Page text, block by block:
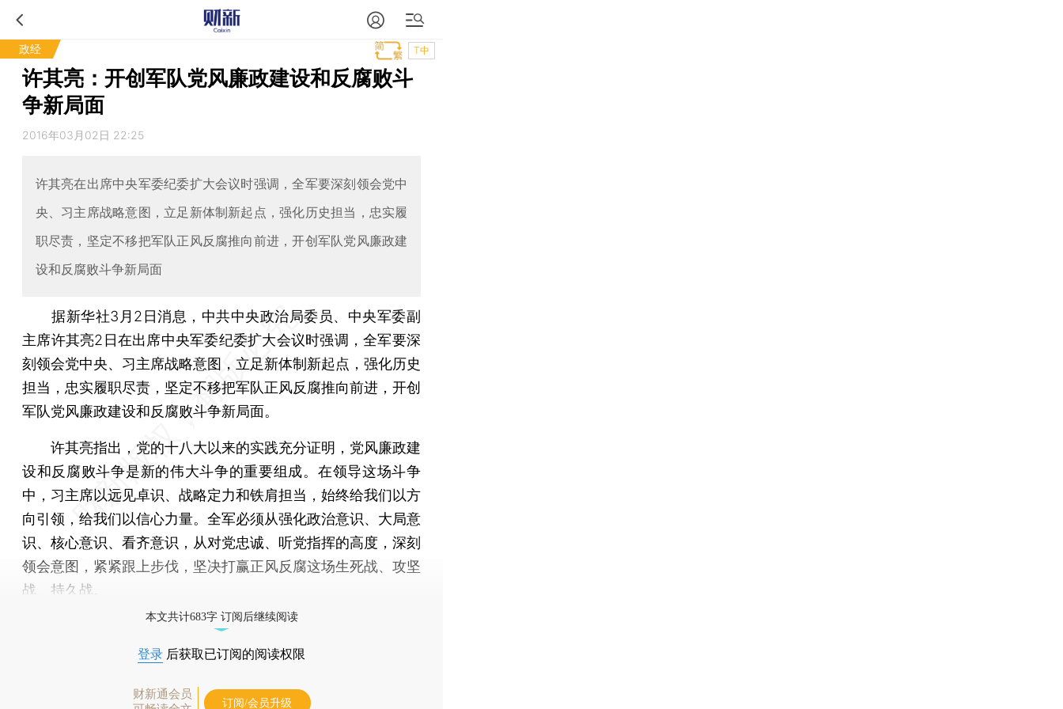
政经 T中
许其亮：开创军队党风廉政建设和反腐败斗
争新局面
2016年03月02日 22:25
许其亮在出席中央军委纪委扩大会议时强调，全军要深刻领会党中
央、习主席战略意图，立足新体制新起点，强化历史担当，忠实履
职尽责，坚定不移把军队正风反腐推向前进，开创军队党风廉政建
设和反腐败斗争新局面
据新华社3月2日消息，中共中央政治局委员、中央军委副
主席许其亮2日在出席中央军委纪委扩大会议时强调，全军要深
刻领会党中央、习主席战略意图，立足新体制新起点，强化历史
担当，忠实履职尽责，坚定不移把军队正风反腐推向前进，开创
军队党风廉政建设和反腐败斗争新局面。
许其亮指出，党的十八大以来的实践充分证明，党风廉政建
设和反腐败斗争是新的伟大斗争的重要组成。在领导这场斗争
中，习主席以远见卓识、战略定力和铁肩担当，始终给我们以方
向引领，给我们以信心力量。全军必须从强化政治意识、大局意
识、核心意识、看齐意识，从对党忠诚、听党指挥的高度，深刻
领会意图，紧紧跟上步伐，坚决打赢正风反腐这场生死战、攻坚
战、持久战。
本文共计683字 订阅后继续阅读
登录 后获取已订阅的阅读权限
财新通会员
订阅/会员升级